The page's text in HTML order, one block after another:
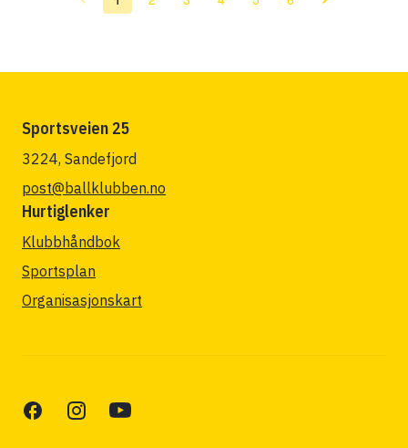
Sportsveien 25
3224, Sandefjord
post@ballklubben.no
Hurtiglenker
Klubbhåndbok
Sportsplan
Organisasjonskart